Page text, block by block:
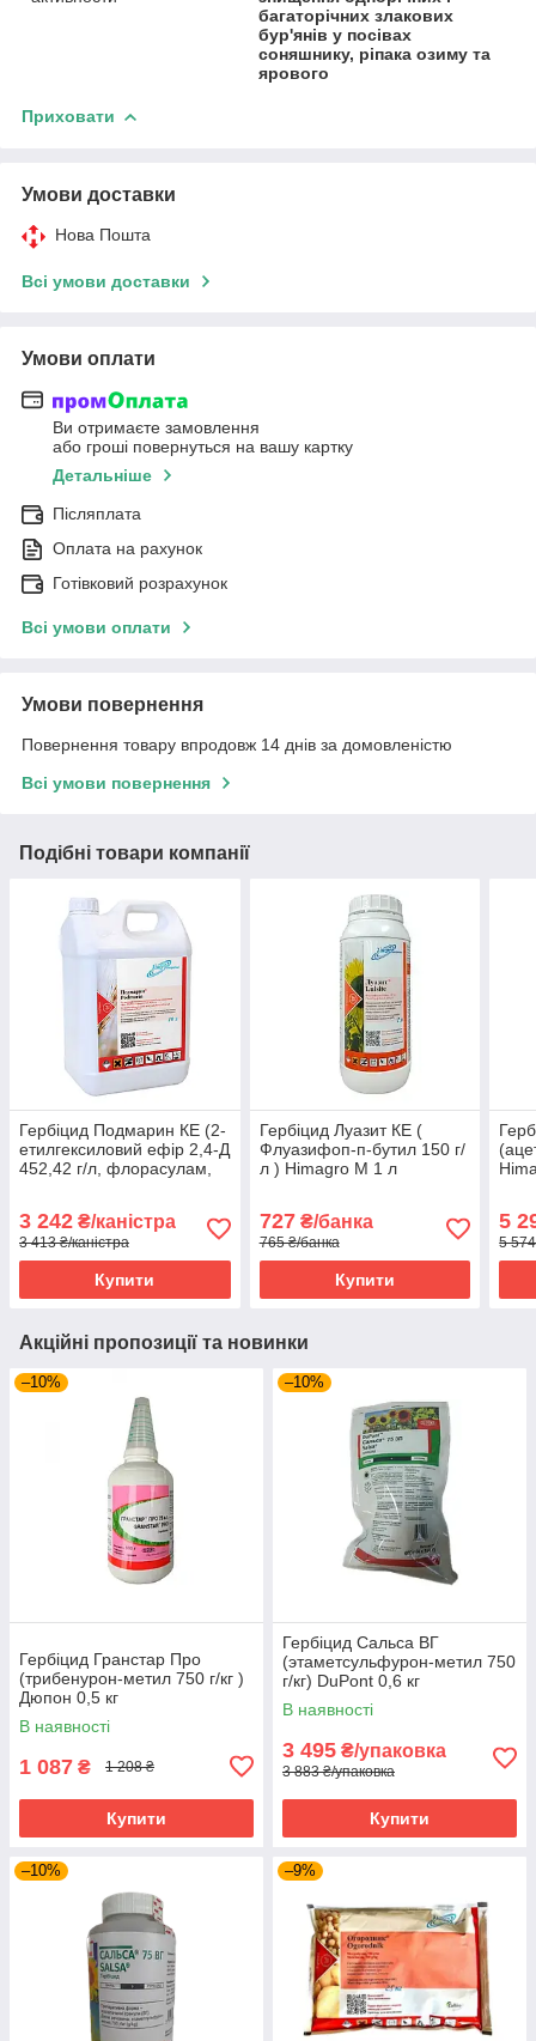
багаторічних злакових
бур'янів у посівах
соняшнику, ріпака озиму та
ярового
Приховати
Умови доставки
Нова Пошта
Всі умови доставки
Умови оплати
Ви отримаєте замовлення
або гроші повернуться на вашу картку
Детальніше
Післяплата
Оплата на рахунок
Готівковий розрахунок
Всі умови оплати
Умови повернення
Повернення товару впродовж 14 днів за домовленістю
Всі умови повернення
Подібні товари компанії
Гербіцид Подмарин КЕ (2-
етилгексиловий ефір 2,4-Д
452,42 г/л, флорасулам,
3 242 ₴/каністра
3 413 ₴/каністра
Купити
Гербіцид Луазит КЕ (
Флуазифоп-п-бутил 150 г/
л ) Himagro M 1 л
727₴/банка
765 ₴/банка
Купити
5
5
Акційні пропозиції та новинки
–10%
Гербіцид Гранстар Про
(трибенурон-метил 750 г/кг )
Дюпон 0,5 кг
В наявності
1 087 ₴ 1 208 ₴
Купити
–10%
Гербіцид Сальса ВГ
(этаметсульфурон-метил 750
г/кг) DuPont 0,6 кг
В наявності
3 495 ₴/упаковка
3 883 ₴/упаковка
Купити
–10% –9%